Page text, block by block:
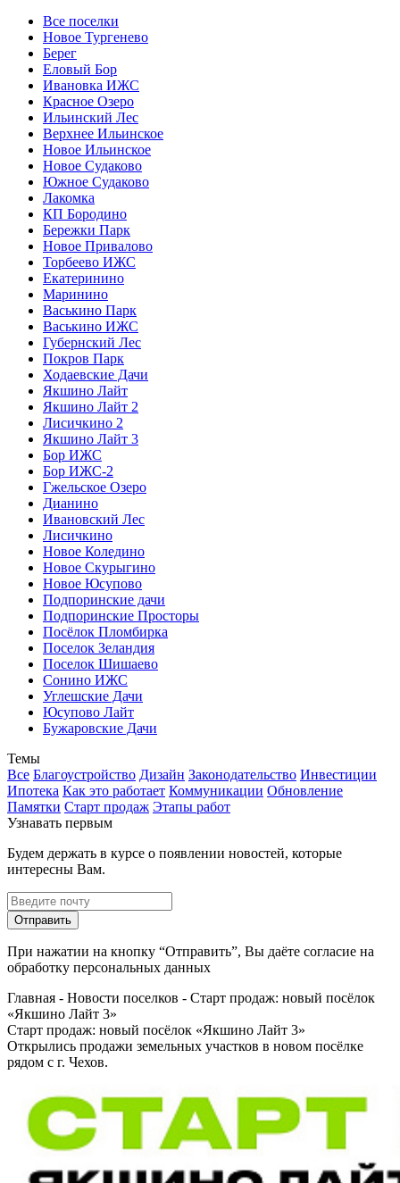
Все поселки
Новое Тургенево
Берег
Еловый Бор
Ивановка ИЖС
Красное Озеро
Ильинский Лес
Верхнее Ильинское
Новое Ильинское
Новое Судаково
Южное Судаково
Лакомка
КП Бородино
Бережки Парк
Новое Привалово
Торбеево ИЖС
Екатеринино
Маринино
Васькино Парк
Васькино ИЖС
Губернский Лес
Покров Парк
Ходаевские Дачи
Якшино Лайт
Якшино Лайт 2
Лисичкино 2
Якшино Лайт 3
Бор ИЖС
Бор ИЖС-2
Гжельское Озеро
Дианино
Ивановский Лес
Лисичкино
Новое Коледино
Новое Скурыгино
Новое Юсупово
Подпоринские дачи
Подпоринские Просторы
Посёлок Пломбирка
Поселок Зеландия
Поселок Шишаево
Сонино ИЖС
Углешcкие Дачи
Юсупово Лайт
Бужаровские Дачи
Темы
Все Благоустройство Дизайн Законодательство Инвестиции
Ипотека Как это работает Коммуникации Обновление
Памятки Старт продаж Этапы работ
Узнавать первым
Будем держать в курсе о появлении новостей, которые
интересны Вам.
Отправить
При нажатии на кнопку “Отправить”, Вы даёте согласие на
обработку персональных данных
Главная - Новости поселков - Старт продаж: новый посёлок
«Якшино Лайт 3»
Старт продаж: новый посёлок «Якшино Лайт 3»
Открылись продажи земельных участков в новом посёлке
рядом с г. Чехов.